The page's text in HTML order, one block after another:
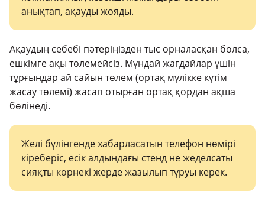
анықтап, ақауды жояды.
Ақаудың себебі пәтеріңізден тыс орналасқан болса,
ешкімге ақы төлемейсіз. Мұндай жағдайлар үшін
тұрғындар ай сайын төлем (ортақ мүлікке күтім
жасау төлемі) жасап отырған ортақ қордан ақша
бөлінеді.
Желі бүлінгенде хабарласатын телефон нөмірі
кіреберіс, есік алдындағы стенд не жеделсаты
сияқты көрнекі жерде жазылып тұруы керек.